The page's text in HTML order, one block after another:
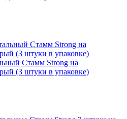
Стамм Strong на
(3 штуки в упаковке)